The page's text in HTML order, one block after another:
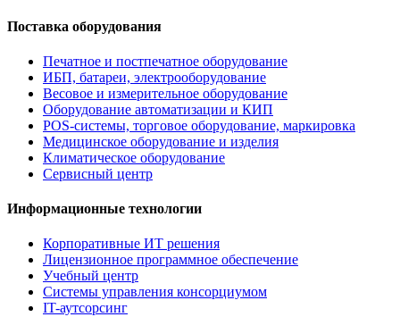
Поставка оборудования
Печатное и постпечатное оборудование
ИБП, батареи, электрооборудование
Весовое и измерительное оборудование
Оборудование автоматизации и КИП
POS-системы, торговое оборудование, маркировка
Медицинское оборудование и изделия
Климатическое оборудование
Сервисный центр
Информационные технологии
Корпоративные ИТ решения
Лицензионное программное обеспечение
Учебный центр
Системы управления консорциумом
IT-аутсорсинг